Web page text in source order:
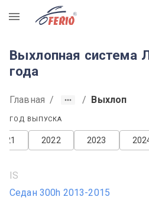
R
Выхлопная система
года
Главная / / Выхлоп
ГОД ВЫПУСКА
2023
2022
IS
Седан 300h 2013-2015